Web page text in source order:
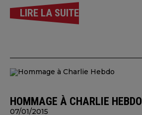
LIRE LA SUITE
HOMMAGE À CHARLIE HEBDO
07/01/2015